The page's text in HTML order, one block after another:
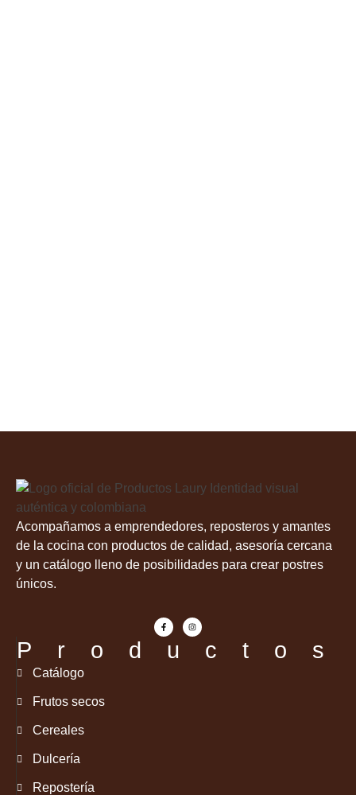
Acompañamos a emprendedores, reposteros y amantes
de la cocina con productos de calidad, asesoría cercana
y un catálogo lleno de posibilidades para crear postres
únicos.
Productos
Catálogo
Frutos secos
Cereales
Dulcería
Repostería